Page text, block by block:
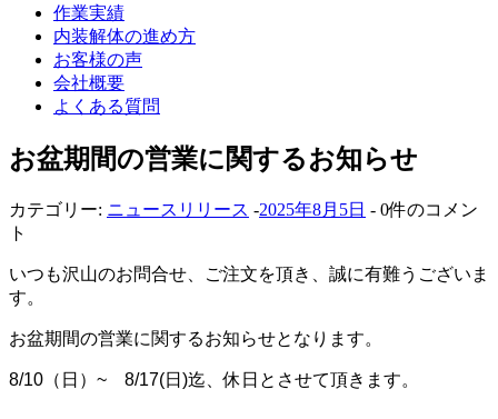
作業実績
内装解体の進め方
お客様の声
会社概要
よくある質問
お盆期間の営業に関するお知らせ
カテゴリー: ニュースリリース -2025年8月5日 - 0件のコメン
ト
いつも沢山のお問合せ、ご注文を頂き、誠に有難うございま
す。
お盆期間の営業に関するお知らせとなります。
8/10（日）~ 8/17(日)迄、休日とさせて頂きます。